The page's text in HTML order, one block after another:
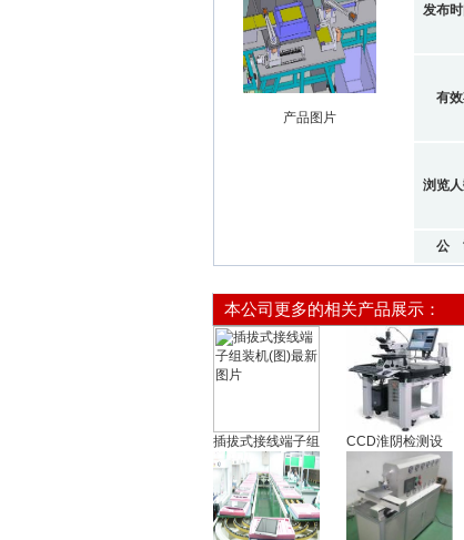
产品图片
发布
有
浏览
公
本公司更多的相关产品展示：
插拔式接线端子组 CCD淮阴检测设